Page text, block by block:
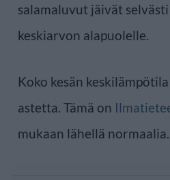
salamaluvut jäivät
keskiarvon alapuolelle.
Koko kesän
astetta. Tämä on
mukaan lähellä normaalia.